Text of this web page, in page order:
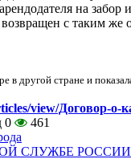
на забор
с таким
другой стране и
view/Договор-о-
0
461
СЛУЖБЕ РОССИИ